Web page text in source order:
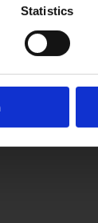
Statistics